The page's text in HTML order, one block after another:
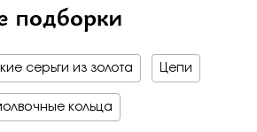
подборки
серьги из золота Цепи
кольца